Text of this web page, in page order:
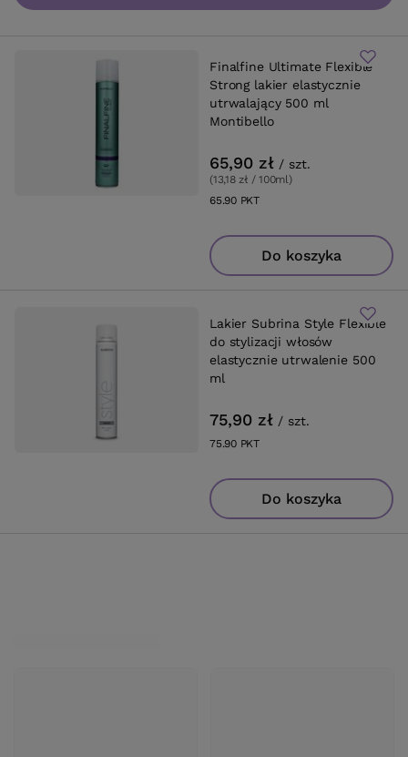
Finalfine Ultimate Flexible
Strong lakier elastycznie
utrwalający 500 ml
Montibello
65,90 zł / szt.
(13,18 zł / 100ml)
65.90PKTpunktów
Do koszyka
Lakier Subrina Style Flexible
do stylizacji włosów
elastycznie utrwalenie 500
ml
75,90 zł / szt.
75.90PKTpunktów
Do koszyka